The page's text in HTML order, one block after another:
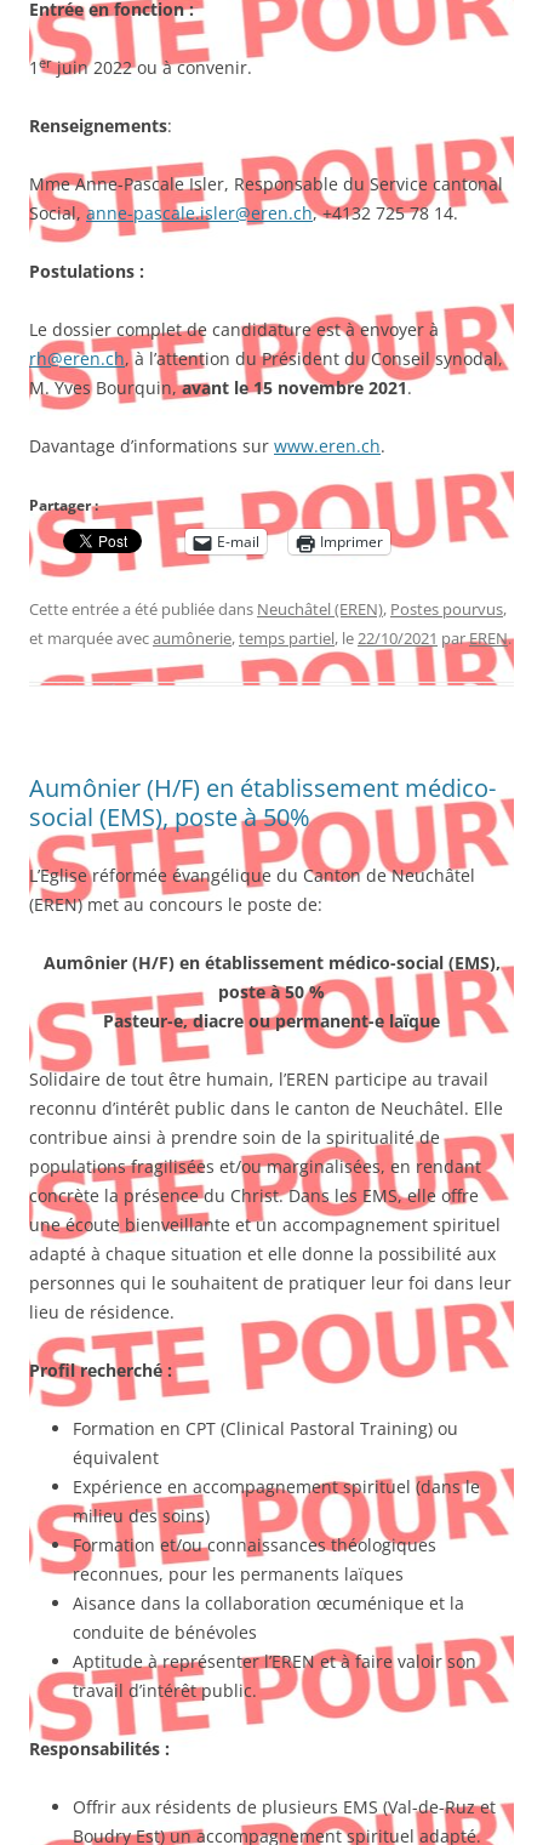
Entrée en fonction :
1 erjuin 2022 ou à convenir.
Renseignements:
Mme Anne-Pascale Isler, Responsable du Service cantonal
Social,anne-pascale.isler@eren.ch, +4132 725 78 14.
Postulations :
Le dossier complet de candidature est à envoyer à
rh@eren.ch, à l’attention du Président du Conseil synodal,
M. Yves Bourquin,avant le 15 novembre 2021.
Davantage d’informations sur www.eren.ch.
Partager :
E-mail
Imprimer
Cette entrée a été publiée dans Neuchâtel (EREN), Postes pourvus,
et marquée avecaumônerie,temps partiel, le22/10/2021 parEREN.
Aumônier (H/F) en établissement médico-
social (EMS), poste à 50%
L’Eglise réformée évangélique du Canton de Neuchâtel
(EREN) met au concours le poste de:
Aumônier (H/F) en établissement médico-social (EMS),
poste à 50 %
Pasteur-e, diacre ou permanent-e laïque
Solidaire de tout être humain, l’EREN participe au travail
reconnu d’intérêt public dans le canton de Neuchâtel. Elle
contribue ainsi à prendre soin de la spiritualité de
populations fragilisées et/ou marginalisées, en rendant
concrète la présence du Christ. Dans les EMS, elle offre
une écoute bienveillante et un accompagnement spirituel
adapté à chaque situation et elle donne la possibilité aux
personnes qui le souhaitent de pratiquer leur foi dans leur
lieu de résidence.
Profil recherché :
Formation en CPT (Clinical Pastoral Training) ou
équivalent
Expérience en accompagnement spirituel (dans le
milieu des soins)
Formation et/ou connaissances théologiques
reconnues, pour les permanents laïques
Aisance dans la collaboration œcuménique et la
conduite de bénévoles
Aptitude à représenter l’EREN et à faire valoir son
travail d’intérêt public.
Responsabilités :
Offrir aux résidents de plusieurs EMS (Val-de-Ruz et
Boudry Est) un accompagnement spirituel adapté.